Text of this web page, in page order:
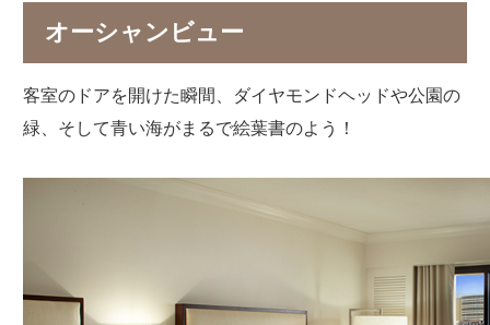
オーシャンビュー
客室のドアを開けた瞬間、ダイヤモンドヘッドや公園の
緑、そして青い海がまるで絵葉書のよう！